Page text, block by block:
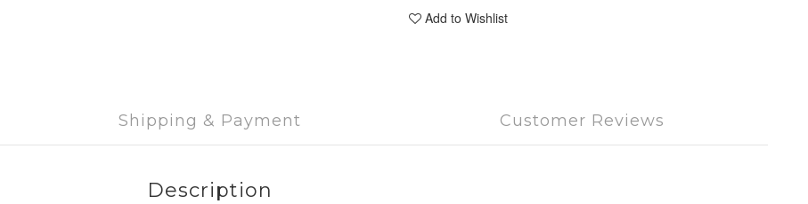
Add to Wishlist
Shipping & Payment Customer Reviews
Description